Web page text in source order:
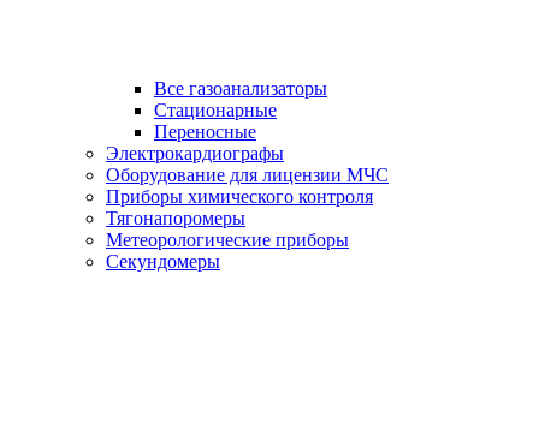
Все газоанализаторы
Cтационарные
Переносные
Электрокардиографы
Оборудование для лицензии МЧС
Приборы химического контроля
Тягонапоромеры
Метеорологические приборы
Секундомеры